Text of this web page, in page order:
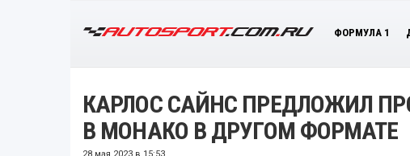
ФОРМУЛА 1
КАРЛОС САЙНС ПРЕДЛОЖИЛ
В МОНАКО В ДРУГОМ ФОРМАТЕ
28 мая 2023 в 15:53